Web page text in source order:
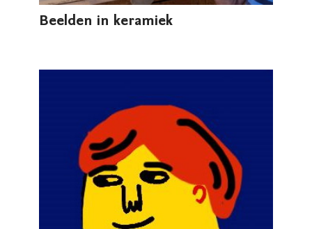
Beelden in keramiek